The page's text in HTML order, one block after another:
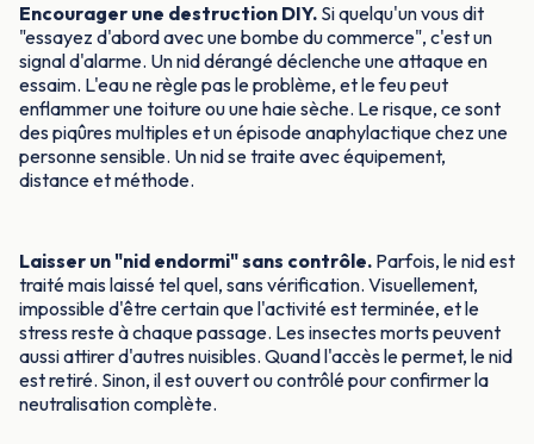
Encourager une destruction DIY. Si quelqu'un vous dit
"essayez d'abord avec une bombe du commerce", c'est un
signal d'alarme. Un nid dérangé déclenche une attaque en
essaim. L'eau ne règle pas le problème, et le feu peut
enflammer une toiture ou une haie sèche. Le risque, ce sont
des piqûres multiples et un épisode anaphylactique chez une
personne sensible. Un nid se traite avec équipement,
distance et méthode.
Laisser un "nid endormi" sans contrôle. Parfois, le nid est
traité mais laissé tel quel, sans vérification. Visuellement,
impossible d'être certain que l'activité est terminée, et le
stress reste à chaque passage. Les insectes morts peuvent
aussi attirer d'autres nuisibles. Quand l'accès le permet, le nid
est retiré. Sinon, il est ouvert ou contrôlé pour confirmer la
neutralisation complète.